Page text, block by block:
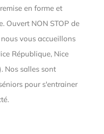
en forme et
Ouvert NON STOP de
vous accueillons
République, Nice
Nos salles sont
pour s'entrainer